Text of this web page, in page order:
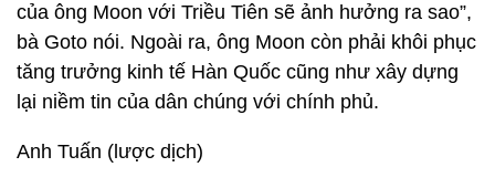
của ông Moon với Triều Tiên sẽ ảnh hưởng ra sao”,
bà Goto nói. Ngoài ra, ông Moon còn phải khôi phục
tăng trưởng kinh tế Hàn Quốc cũng như xây dựng
lại niềm tin của dân chúng với chính phủ.
Anh Tuấn (lược dịch)